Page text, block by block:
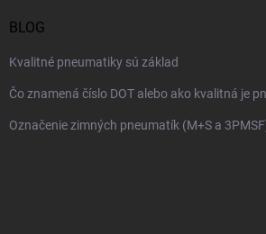
BLOG
Kvalitné pneumatiky sú základ
Čo znamená číslo DOT alebo ako kvalitná je
Označenie zimných pneumatík (M+S a